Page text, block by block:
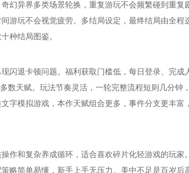
幻异界多类场景轮换，重复游玩不会频繁碰到重复
游玩不会视觉疲劳。多结局设定，最终结局由全程
种结局图鉴。
闪退卡顿问题。福利获取门槛低，每日登录、完成
数天赋。玩法节奏灵活，一轮完整流程短则几分钟
字模拟游戏，本作天赋组合更多，事件分支更丰富
作和复杂养成循环，适合喜欢碎片化轻游戏的玩家
略简单易懂，新手上手无压力。美中不足是百岁后